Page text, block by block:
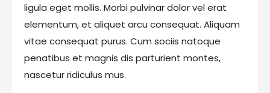
ligula eget mollis. Morbi pulvinar dolor vel erat
elementum, et aliquet arcu consequat. Aliquam
vitae consequat purus. Cum sociis natoque
penatibus et magnis dis parturient montes,
nascetur ridiculus mus.